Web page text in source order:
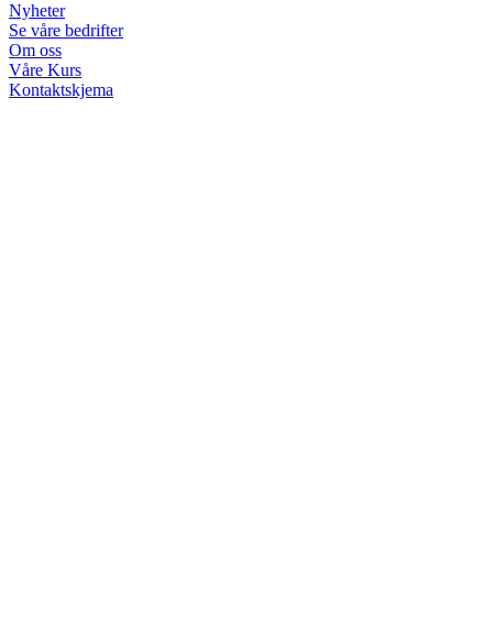
Nyheter
Se våre bedrifter
Om oss
Våre Kurs
Kontaktskjema